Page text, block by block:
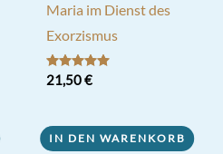
Maria im Dienst des
Exorzismus
Bewertet mit
5.00
21,50€
IN DEN WARENKORB